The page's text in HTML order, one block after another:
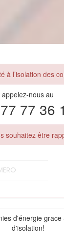
à l’isolation des
appelez-nous au
77 36
souhaitez être
d'énergie
d'isolation!